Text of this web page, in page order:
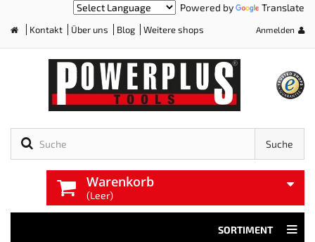
Powered by Translate
Kontakt Über uns Blog Weitere shops Anmelden
Suche
Warenkorb
(Leer)
SORTIMENT